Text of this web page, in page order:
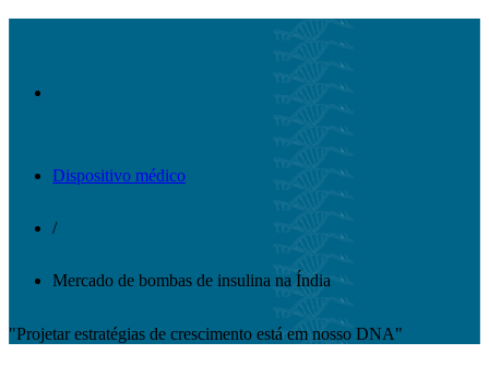
Dispositivo médico
/
Mercado de bombas de insulina na Índia
"Projetar estratégias de crescimento está em nosso DNA"